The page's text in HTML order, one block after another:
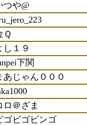
つや@
Ｑ
し１９
下関
あじゃん０００
ロ＠ざま
ゴビゴビンゴ